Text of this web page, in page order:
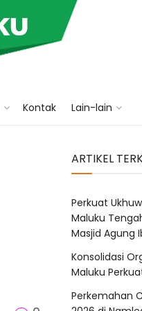
Kontak Lain-lain
ARTIKEL
Perkuat
Maluku
Masjid Agung
Konsolidasi
Maluku
Perkemahan